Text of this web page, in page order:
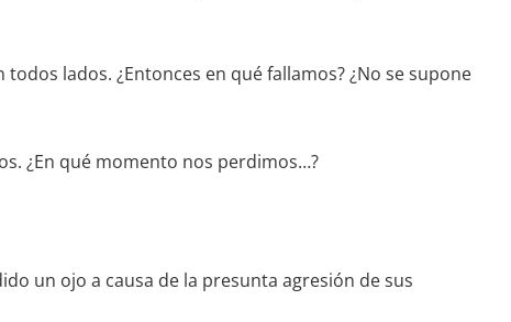
lados. ¿Entonces en qué fallamos? ¿No se supone
¿En qué momento nos perdimos…?
un ojo a causa de la presunta agresión de sus